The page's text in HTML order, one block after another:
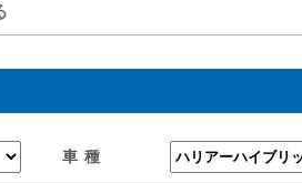
車種